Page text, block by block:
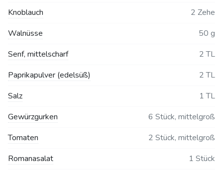
Knoblauch
2 Zehe
Walnüsse
50 g
Senf, mittelscharf
2 TL
Paprikapulver (edelsüß)
2 TL
Salz
1 TL
Gewürzgurken
6 Stück, mittelgroß
Tomaten
2 Stück, mittelgroß
Romanasalat
1 Stück